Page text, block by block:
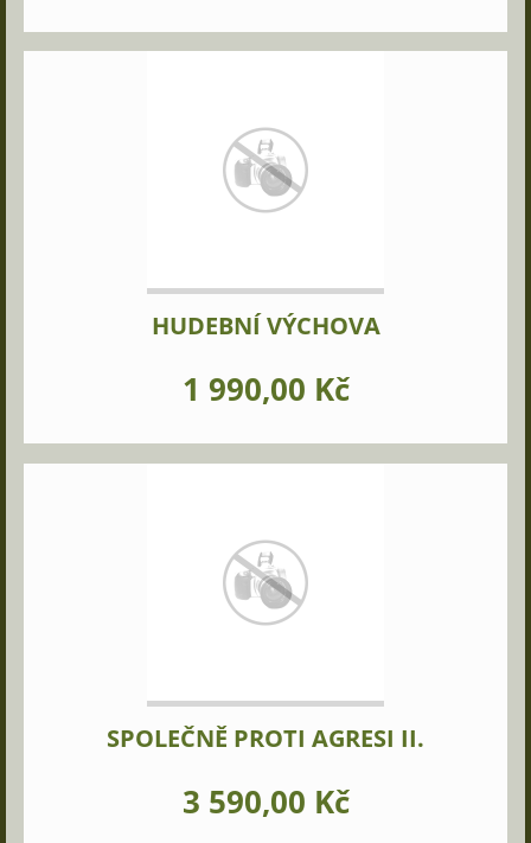
HUDEBNÍ VÝCHOVA
1 990,00 Kč
SPOLEČNĚ PROTI AGRESI II.
3 590,00 Kč